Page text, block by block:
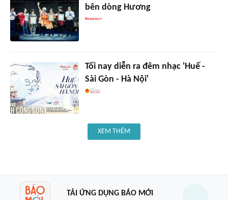
bên dòng Hương
Tối nay diễn ra đêm nhạc 'Huế -
Sài Gòn - Hà Nội'
XEM THÊM
TẢI ỨNG DỤNG BÁO MỚI